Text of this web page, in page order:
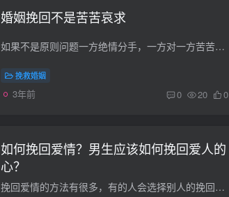
婚姻挽回不是苦苦哀求
如果不是原则问题一方绝情分手，一方对一方苦苦哀求都得不到复合算什么？是不爱啦吗？ 不是不爱了，提出分手的一方，显的很绝情肯定是平时的矛盾积累下来，导致绝望了，刚分手都会非常反感对方...
挽救婚姻
3年前 0 20 0
如何挽回爱情？男生应该如何挽回爱人的
心？
挽回爱情的方法有很多，有的人会选择别人的挽回方法来挽回自己心爱的人，其实这样的挽回，希望不是很大。因为爱情是独一无二的，每个人的爱情是不一样的，鞋子合不合脚，只有脚知道。两个人的相...